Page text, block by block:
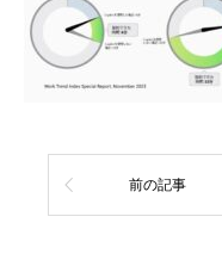
前の記事